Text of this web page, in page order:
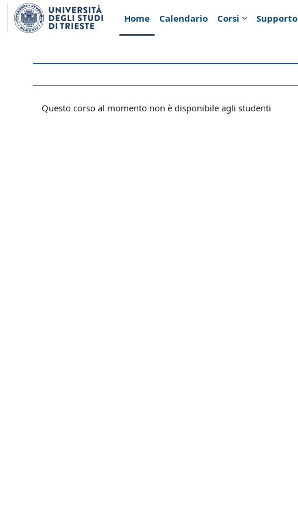
Vai al contenuto principale
Home
Calendario Corsi Supporto
Questo corso al momento non è disponibile agli studenti